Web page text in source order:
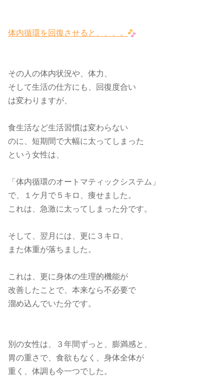
体内循環を回復させると、、、。
その人の体内状況や、体力、
そして生活の仕方にも、回復度合い
は変わりますが、
食生活など生活習慣は変わらない
のに、短期間で大幅に太ってしまった
という女性は、
「体内循環のオートマティックシステム」
で、１ケ月で５キロ、痩せました。
これは、急激に太ってしまった分です。
そして、翌月には、更に３キロ、
また体重が落ちました。
これは、更に身体の生理的機能が
改善したことで、本来なら不必要で
溜め込んでいた分です。
別の女性は、３年間ずっと、膨満感と、
胃の重さで、食欲もなく、身体全体が
重く、体調も今一つでした。